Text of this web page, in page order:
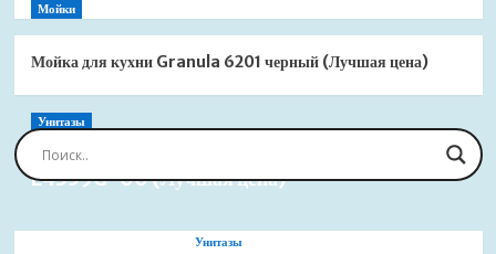
Мойки
Мойка для кухни Granula 6201 черный (Лучшая цена)
Унитазы
Сиденье для унитаза Jacob Delafon Brive
E4359G-00 (Лучшая цена)
Унитазы